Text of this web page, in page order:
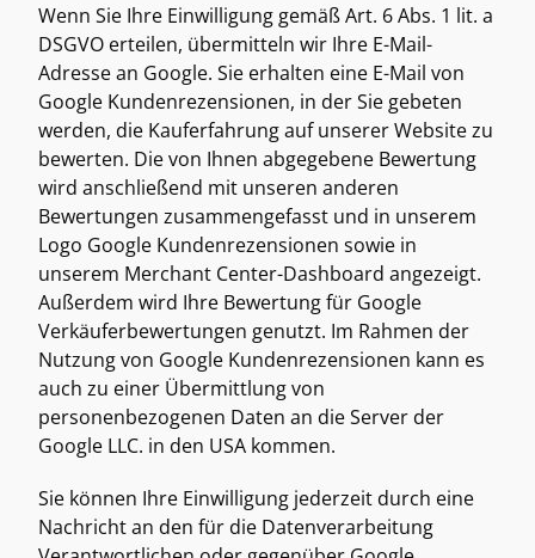
Wenn Sie Ihre Einwilligung gemäß Art. 6 Abs. 1 lit. a
DSGVO erteilen, übermitteln wir Ihre E-Mail-
Adresse an Google. Sie erhalten eine E-Mail von
Google Kundenrezensionen, in der Sie gebeten
werden, die Kauferfahrung auf unserer Website zu
bewerten. Die von Ihnen abgegebene Bewertung
wird anschließend mit unseren anderen
Bewertungen zusammengefasst und in unserem
Logo Google Kundenrezensionen sowie in
unserem Merchant Center-Dashboard angezeigt.
Außerdem wird Ihre Bewertung für Google
Verkäuferbewertungen genutzt. Im Rahmen der
Nutzung von Google Kundenrezensionen kann es
auch zu einer Übermittlung von
personenbezogenen Daten an die Server der
Google LLC. in den USA kommen.
Sie können Ihre Einwilligung jederzeit durch eine
Nachricht an den für die Datenverarbeitung